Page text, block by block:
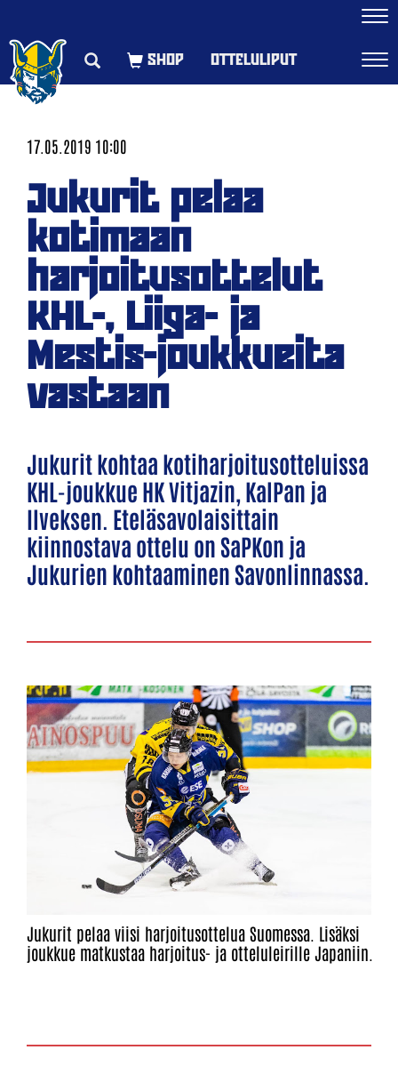
OTTELULIPUT
17.05.2019 10:00
Jukurit pelaa
kotimaan
harjoitusottelut
KHL-, Liiga- ja
Mestis-joukkueita
vastaan
Jukurit kohtaa kotiharjoitusotteluissa
KHL-joukkue HK Vitjazin, KalPan ja
Ilveksen. Eteläsavolaisittain
kiinnostava ottelu on SaPKon ja
Jukurien kohtaaminen Savonlinnassa.
Jukurit pelaa viisi harjoitusottelua Suomessa. Lisäksi
joukkue matkustaa harjoitus- ja otteluleirille Japaniin.